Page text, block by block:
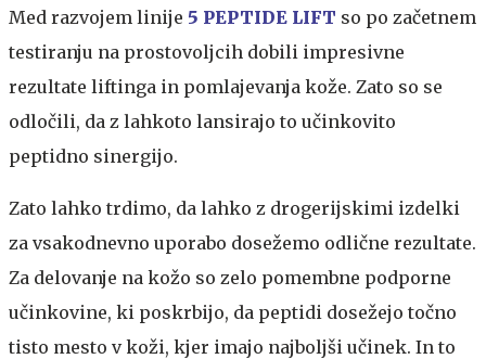
Med razvojem linije 5 PEPTIDE LIFT so po začetnem
testiranju na prostovoljcih dobili impresivne
rezultate liftinga in pomlajevanja kože. Zato so se
odločili, da z lahkoto lansirajo to učinkovito
peptidno sinergijo.
Zato lahko trdimo, da lahko z drogerijskimi izdelki
za vsakodnevno uporabo dosežemo odlične rezultate.
Za delovanje na kožo so zelo pomembne podporne
učinkovine, ki poskrbijo, da peptidi dosežejo točno
tisto mesto v koži, kjer imajo najboljši učinek. In to